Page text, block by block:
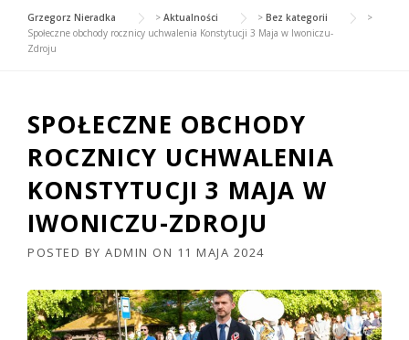
Grzegorz Nieradka > Aktualności > Bez kategorii
>
Społeczne obchody rocznicy uchwalenia Konstytucji 3 Maja w Iwoniczu-
Zdroju
SPOŁECZNE OBCHODY
ROCZNICY UCHWALENIA
KONSTYTUCJI 3 MAJA W
IWONICZU-ZDROJU
POSTED BY ADMIN ON 11 MAJA 2024